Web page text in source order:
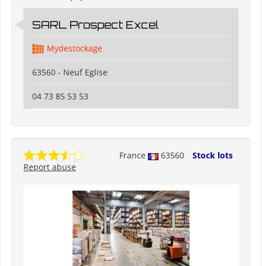
SARL Prospect Excel
Mydestockage
63560 - Neuf Eglise
04 73 85 53 53
France 63560
Stock lots
Report abuse